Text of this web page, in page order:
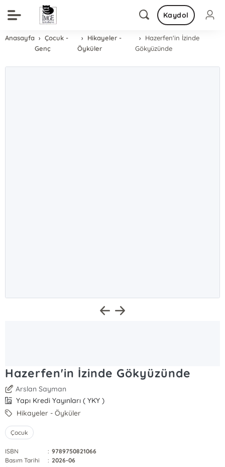
Kaydol
Anasayfa
Çocuk -
Genç
Hikayeler -
Öyküler
Hazerfen'in İzinde
Gökyüzünde
Hazerfen'in İzinde Gökyüzünde
Arslan Sayman
Yapı Kredi Yayınları ( YKY )
Hikayeler - Öyküler
Çocuk
ISBN : 9789750821066
Basım Tarihi
: 2026-06